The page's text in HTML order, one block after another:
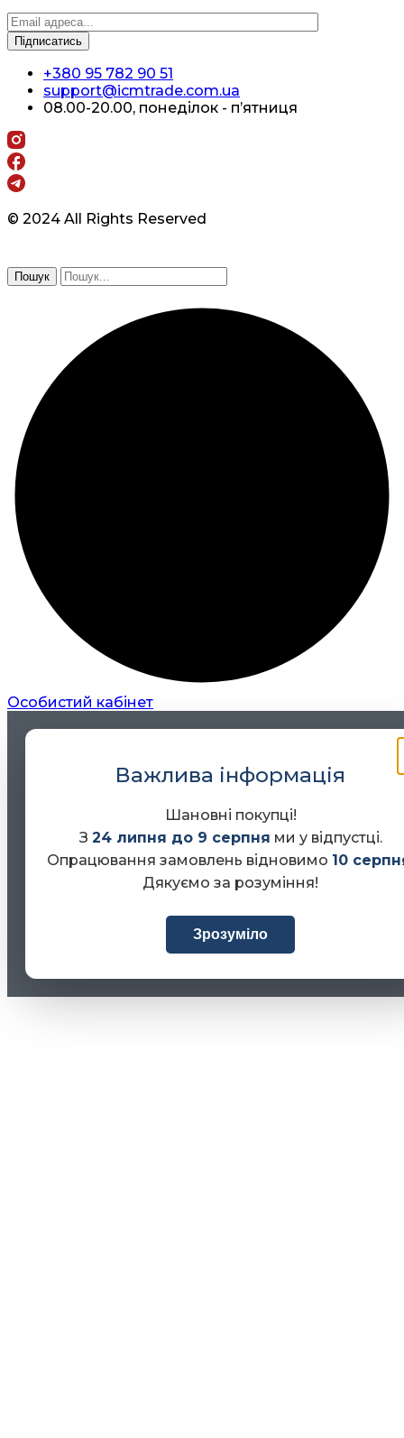
+380 95 782 90 51
support@icmtrade.com.ua
08.00-20.00, понеділок - п’ятниця
© 2024 All Rights Reserved
Пошук
Особистий кабінет
Важлива інформація
Шановні покупці!
З 24 липня до 9 серпня ми у відпустці.
Опрацювання замовлень відновимо 10
Дякуємо за розуміння!
Зрозуміло